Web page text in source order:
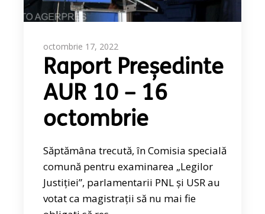
octombrie 17, 2022
Raport Președinte
AUR 10 – 16
octombrie
Săptămâna trecută, în Comisia specială
comună pentru examinarea „Legilor
Justiției”, parlamentarii PNL și USR au
votat ca magistrații să nu mai fie